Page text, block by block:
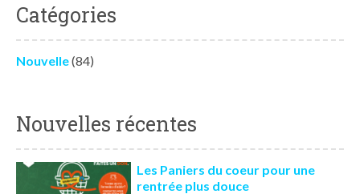
Catégories
Nouvelle(84)
Nouvelles récentes
Les Paniers du coeur pour une
rentrée plus douce